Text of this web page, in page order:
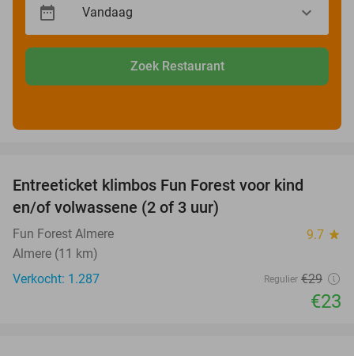
Zoek Restaurant
Entreeticket klimbos Fun Forest voor kind
en/of volwassene (2 of 3 uur)
Fun Forest Almere 9.7 star
Almere (11 km)
Verkocht: 1.287
Regulier €29
€23